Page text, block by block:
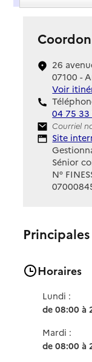
26
07100 -
Voir
04 75 33
Contact
Courriel
Site
Site
Sénior
N°
Horaires
Lundi :
de 08:00 à
Mardi :
de 08:00 à